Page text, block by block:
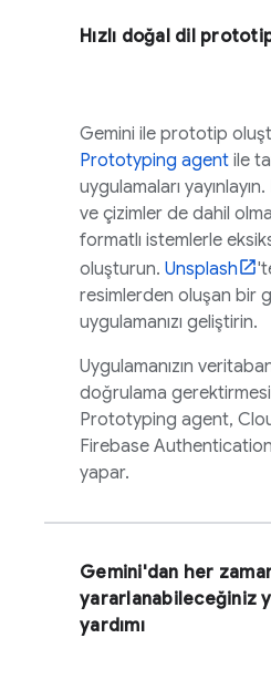
Hızlı doğal dil
Gemini ile prototip
Prototyping agent ile
uygulamaları
ve çizimler de dahil
formatlı istemlerle
oluşturun. Unsplash
resimlerden oluşan bir
uygulamanızı geliştirin.
Uygulamanızın
doğrulama
Prototyping agent,
Firebase Authentication
yapar.
Gemini'dan her
yararlanabileceğiniz
yardımı